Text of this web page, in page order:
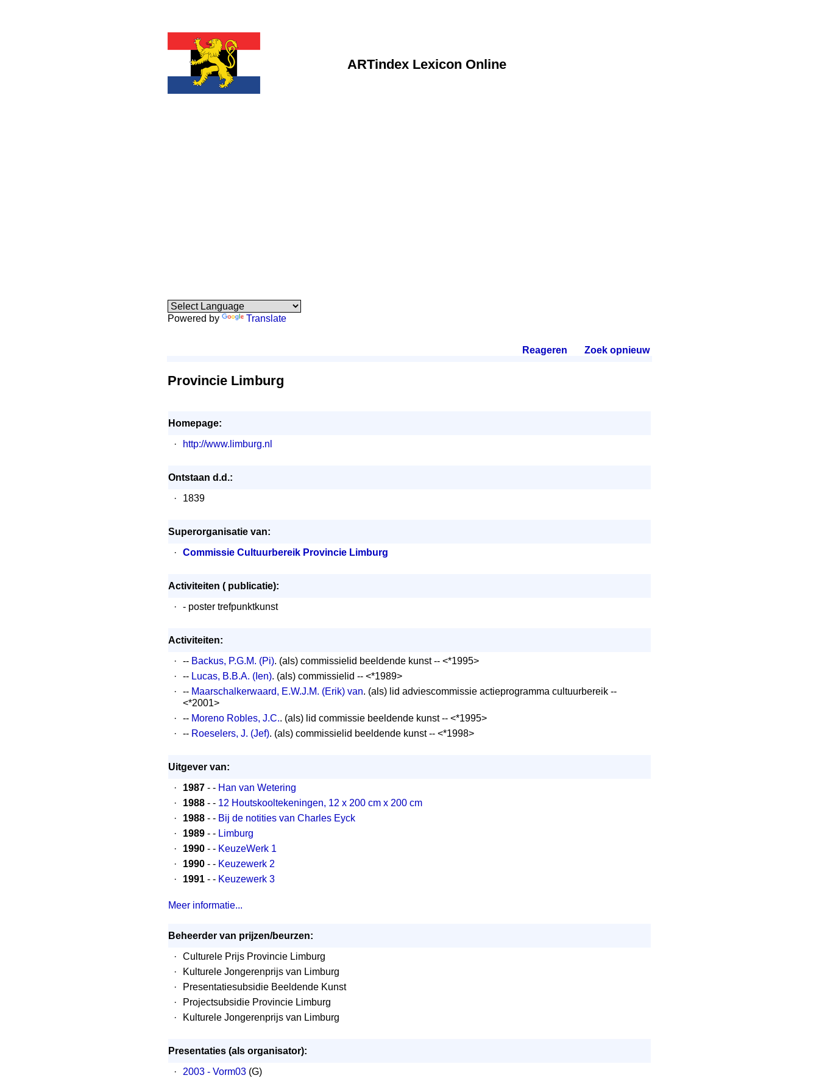
ARTindex Lexicon Online
Powered by Translate
Reageren Zoek opnieuw.
Provincie Limburg
Homepage:
·
http://www.limburg.nl
Ontstaan d.d.:
·
1839
Superorganisatie van:
·
Commissie Cultuurbereik Provincie Limburg
Activiteiten ( publicatie):
·
- poster trefpunktkunst
Activiteiten:
·
-- Backus, P.G.M. (Pi). (als) commissielid beeldende kunst -- <*1995>
·
-- Lucas, B.B.A. (Ien). (als) commissielid -- <*1989>
·
-- Maarschalkerwaard, E.W.J.M. (Erik) van. (als) lid adviescommissie actieprogramma cultuurbereik --
<*2001>
·
-- Moreno Robles, J.C.. (als) lid commissie beeldende kunst -- <*1995>
·
-- Roeselers, J. (Jef). (als) commissielid beeldende kunst -- <*1998>
Uitgever van:
·
1987 - - Han van Wetering
·
1988 - - 12 Houtskooltekeningen, 12 x 200 cm x 200 cm
·
1988 - - Bij de notities van Charles Eyck
·
1989 - - Limburg
·
1990 - - KeuzeWerk 1
·
1990 - - Keuzewerk 2
·
1991 - - Keuzewerk 3
Meer informatie...
Beheerder van prijzen/beurzen:
·
Culturele Prijs Provincie Limburg
·
Kulturele Jongerenprijs van Limburg
·
Presentatiesubsidie Beeldende Kunst
·
Projectsubsidie Provincie Limburg
·
Kulturele Jongerenprijs van Limburg
Presentaties (als organisator):
·
2003 - Vorm03 (G)